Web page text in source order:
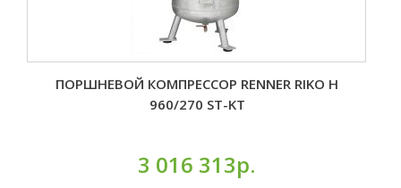
ПОРШНЕВОЙ КОМПРЕССОР RENNER RIKO H
960/270 ST-KT
3 016 313р.